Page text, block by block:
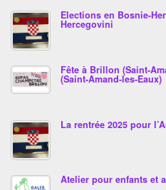
Elections en Bosnie-
Hercegovini
Fête à Brillon (Saint-
(Saint-Amand-les-Eaux)
La rentrée 2025 pour
Atelier pour enfants et